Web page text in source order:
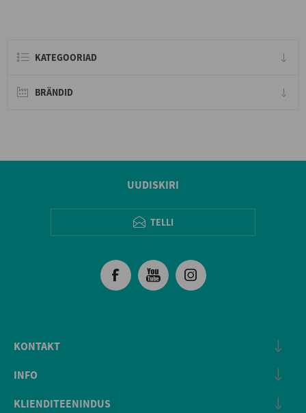
KATEGOORIAD
BRÄNDID
UUDISKIRI
TELLI
KONTAKT
INFO
KLIENDITEENINDUS